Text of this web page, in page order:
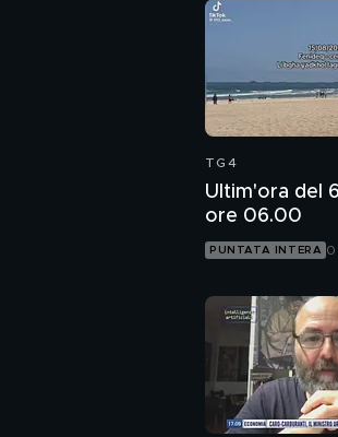
TG4
Ultim'ora del
ore 06.00
PUNTATA INTERA